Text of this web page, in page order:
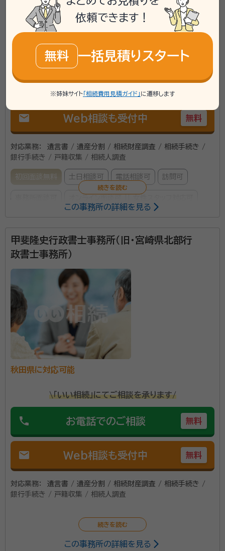
秋田県に対応可能
アクセス
秋田駅東口から徒歩10分
所在地
秋田県秋田市東通1丁目19-18東通ビル102
\「いい相続」にてご相談を承ります/
phone お電話でのご相談 無料
mail Web相談も受付中 無料
対応業務：
遺言書 / 遺産分割 / 相続財産調査 / 相続手続き /
銀行手続き / 戸籍収集 / 相続人調査
初回面談無料 土日相談可 電話相談可 訪問可
大池幸彦（おおいけゆきひこ）
行政書士、宅地建物取引士
経歴： 秋田南高校卒業後、明治大学法学部入学。 大学卒業後秋田県庁に
事務所口コミ（抜粋）：
account_circle 満足度 5.0
ご利用時期：2025/5
面談の感想
鎌倉新書さんからの紹介でもあり、とても誠実そうだったで 。
契約後の感想
手続き精算時の書類の再確認もしてもらえたので ，とても嬉しかったし，
安心した 。
き・遺言書作成・空き家相談を中心とした法務サービス
い」「家族に迷惑をかけたくない」「相続手続きが複雑で
困っている」といったお悩みに寄り添い、一つひとつ丁
寧にご説明しながら、お客様が安心して手続きを進めら
れるようサポートいたします。 当事務所の特徴は、行政
書士業務に加え、不動産会社を運営していることです。
相続した不動産の名義変更後の売却、空き家の活用・処
体制を整えています。また、税理士・司法書士・弁護士な
をご提案いたします。 相続は法律の問題だけではなく、
この事務所の詳細を見る
甲斐隆史行政書士事務所（旧・宮崎県北部行
政書士事務所）
秋田県に対応可能
\「いい相続」にてご相談を承ります/
phone お電話でのご相談 無料
mail Web相談も受付中 無料
対応業務：
遺言書 / 遺産分割 / 相続財産調査 / 相続手続き /
銀行手続き / 戸籍収集 / 相続人調査
この事務所の詳細を見る
依頼できます！
無料 一括見積りスタート
※姉妹サイト 「相続費用見積ガイド」 に遷移します